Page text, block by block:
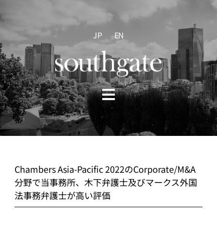
to
JP EN
Toggle
Navigation
HOME
PRACTICE AREAS
Chambers Asia-Pacific 2022のCorporate/M&A
分野で当事務所、木下弁護士及びマークス外国
法事務弁護士が高い評価